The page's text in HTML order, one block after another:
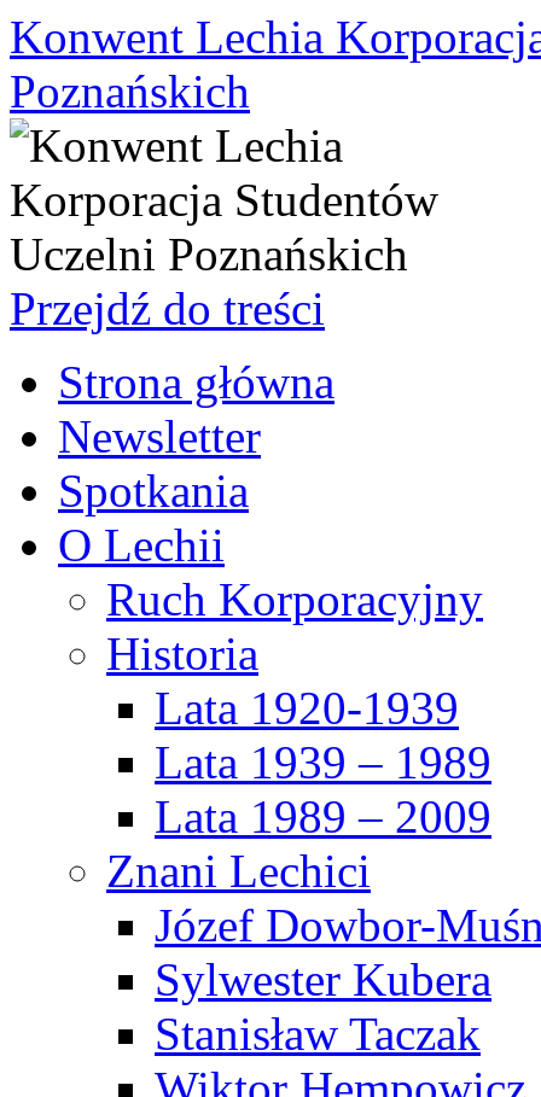
Konwent Lechia
Poznańskich
Przejdź do treści
Strona główna
Newsletter
Spotkania
O Lechii
Ruch Korporacyjny
Historia
Lata 1920-1939
Lata 1939 – 1989
Lata 1989 – 2009
Znani Lechici
Józef Dowbor-
Sylwester Kubera
Stanisław Taczak